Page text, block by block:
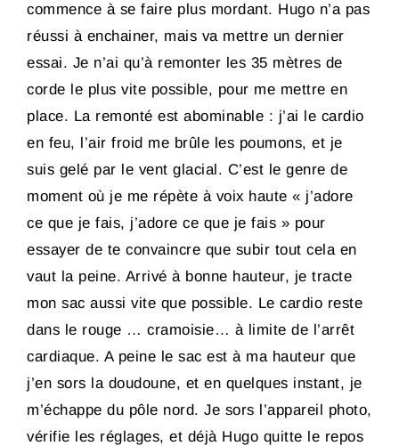
commence à se faire plus mordant. Hugo n’a pas
réussi à enchainer, mais va mettre un dernier
essai. Je n’ai qu’à remonter les 35 mètres de
corde le plus vite possible, pour me mettre en
place. La remonté est abominable : j’ai le cardio
en feu, l’air froid me brûle les poumons, et je
suis gelé par le vent glacial. C’est le genre de
moment où je me répète à voix haute « j’adore
ce que je fais, j’adore ce que je fais » pour
essayer de te convaincre que subir tout cela en
vaut la peine. Arrivé à bonne hauteur, je tracte
mon sac aussi vite que possible. Le cardio reste
dans le rouge … cramoisie… à limite de l’arrêt
cardiaque. A peine le sac est à ma hauteur que
j’en sors la doudoune, et en quelques instant, je
m’échappe du pôle nord. Je sors l’appareil photo,
vérifie les réglages, et déjà Hugo quitte le repos